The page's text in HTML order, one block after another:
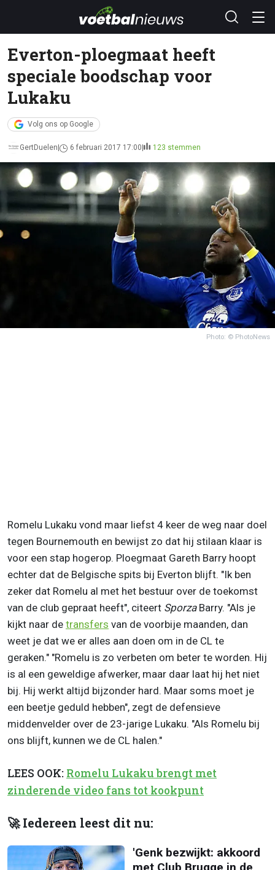
Everton-ploegmaat heeft
speciale boodschap voor
Lukaku
Volg ons op Google
GertDuelen 6 februari 2017 17:00 123 stemmen
Photo: © PhotoNews
Romelu Lukaku vond maar liefst 4 keer de weg naar doel
tegen Bournemouth en bewijst zo dat hij stilaan klaar is
voor een stap hogerop. Ploegmaat Gareth Barry hoopt
echter dat de Belgische spits bij Everton blijft. "Ik ben
zeker dat Romelu al met het bestuur over de toekomst
van de club gepraat heeft", citeert SporzaBarry. "Als je
kijkt naar de transfers van de voorbije maanden, dan
weet je dat we er alles aan doen om in de CL te
geraken." "Romelu is zo verbeten om beter te worden. Hij
is al een geweldige afwerker, maar daar laat hij het niet
bij. Hij werkt altijd bijzonder hard. Maar soms moet je
een beetje geduld hebben", zegt de defensieve
middenvelder over de 23-jarige Lukaku. "Als Romelu bij
ons blijft, kunnen we de CL halen."
LEES OOK: Romelu Lukaku brengt met
zinderende video fans tot kookpunt
🚀 Iedereen leest dit nu:
'Genk bezwijkt: akkoord